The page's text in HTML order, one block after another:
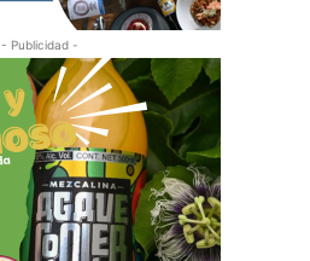
- Publicidad -